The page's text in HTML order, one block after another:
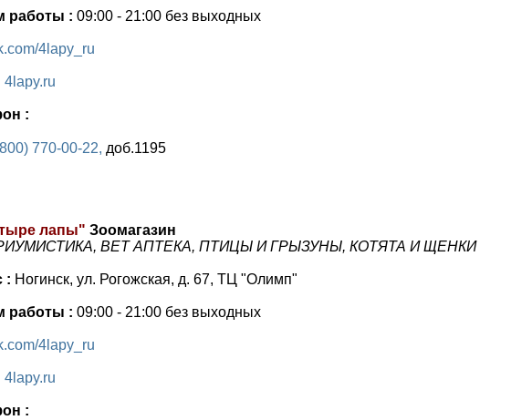
работы : 09:00 - 21:00 без выходных
4lapy_ru
4lapy.ru
:
770-00-22, доб.1195
лапы" Зоомагазин
ВЕТ АПТЕКА, ПТИЦЫ И ГРЫЗУНЫ, КОТЯТА И ЩЕНКИ
: Ногинск, ул. Рогожская, д. 67, ТЦ "Олимп"
работы : 09:00 - 21:00 без выходных
4lapy_ru
4lapy.ru
: